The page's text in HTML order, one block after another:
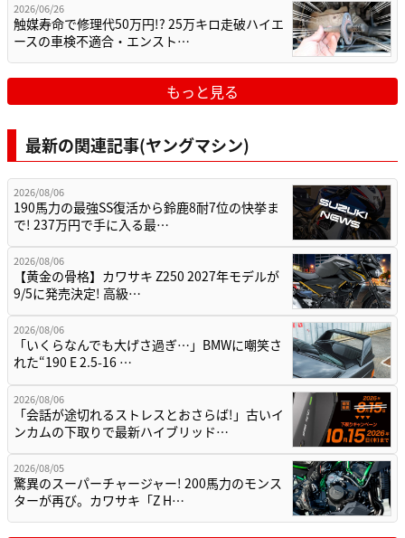
2026/06/26
触媒寿命で修理代50万円!? 25万キロ走破ハイエ
ースの車検不適合・エンスト…
もっと見る
最新の関連記事(ヤングマシン)
2026/08/06
190馬力の最強SS復活から鈴鹿8耐7位の快挙ま
で! 237万円で手に入る最…
2026/08/06
【黄金の骨格】カワサキ Z250 2027年モデルが
9/5に発売決定! 高級…
2026/08/06
「いくらなんでも大げさ過ぎ…」BMWに嘲笑さ
れた“190 E 2.5-16 …
2026/08/06
「会話が途切れるストレスとおさらば!」古いイ
ンカムの下取りで最新ハイブリッド…
2026/08/05
驚異のスーパーチャージャー! 200馬力のモンス
ターが再び。カワサキ「Z H…